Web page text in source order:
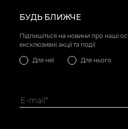
БУДЬ БЛИЖЧЕ
Підпишіться на новини про наші
ексклюзивні акції та події
Для неї Для нього